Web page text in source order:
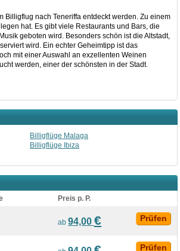
nach Teneriffa entdeckt werden. Zu einem
hat. Es gibt viele Restaurants und Bars, die
geboten wird. Besonders schön ist die Altstadt,
wird. Ein echter Geheimtipp ist das
mit einer Auswahl an exzellenten Weinen
werden, einer der schönsten in der Stadt.
Billigflüge Malaga
Billigflüge Ibiza
Preis p. P.
ab 94,00 € Prüfen
Prüfen